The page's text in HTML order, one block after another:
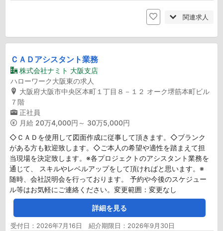
関連求人
ＣＡＤアシスタント業務
株式会社ナミト 大阪支店
ハローワーク大阪東の求人
大阪府大阪市中央区本町１丁目８－１２ オーク堺筋本町ビル
７階
正社員
月給 20万4,000円～ 30万5,000円
◇ＣＡＤを使用して図面作成に従事して頂きます。◇ブランク
がある方も歓迎致します。◇ご本人の希望や適性を踏まえて担
当現場を決定致します。※各プロジェクトのアシスタント業務を
通じて、 スキルやレベルアップをして頂ければと思います。※
随時、会社説明会を行っております。 予約や今後のスケジュー
ル等はお気軽にご連絡ください。変更範囲：変更なし
詳細を見る
受付日：2026年7月16日 紹介期限日：2026年9月30日